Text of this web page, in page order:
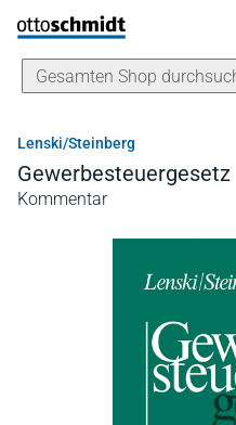
Direkt zum Inhalt
Lenski/Steinberg
Gewerbesteuergesetz
Kommentar